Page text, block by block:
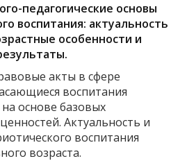
педагогические основы
воспитания: актуальность
особенности и
.
акты в сфере
воспитания
основе базовых
Актуальность и
воспитания
возраста.